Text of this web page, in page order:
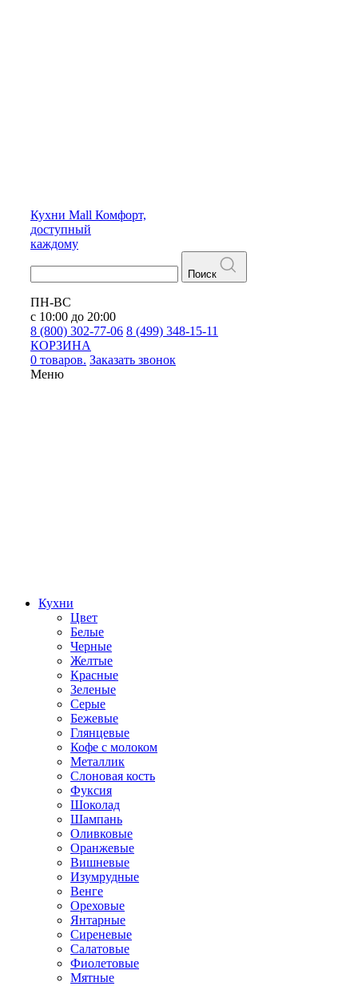
Кухни Mall Комфорт,
доступный
каждому
Поиск
ПН-ВС
с 10:00 до 20:00
8 (800) 302-77-06 8 (499) 348-15-11
КОРЗИНА
0 товаров. Заказать звонок
Меню
Кухни
Цвет
Белые
Черные
Желтые
Красные
Зеленые
Серые
Бежевые
Глянцевые
Кофе с молоком
Металлик
Слоновая кость
Фуксия
Шоколад
Шампань
Оливковые
Оранжевые
Вишневые
Изумрудные
Венге
Ореховые
Янтарные
Сиреневые
Салатовые
Фиолетовые
Мятные